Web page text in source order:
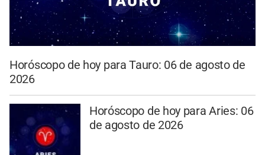
Horóscopo de hoy para Tauro: 06 de agosto de
2026
Horóscopo de hoy para Aries: 06
de agosto de 2026